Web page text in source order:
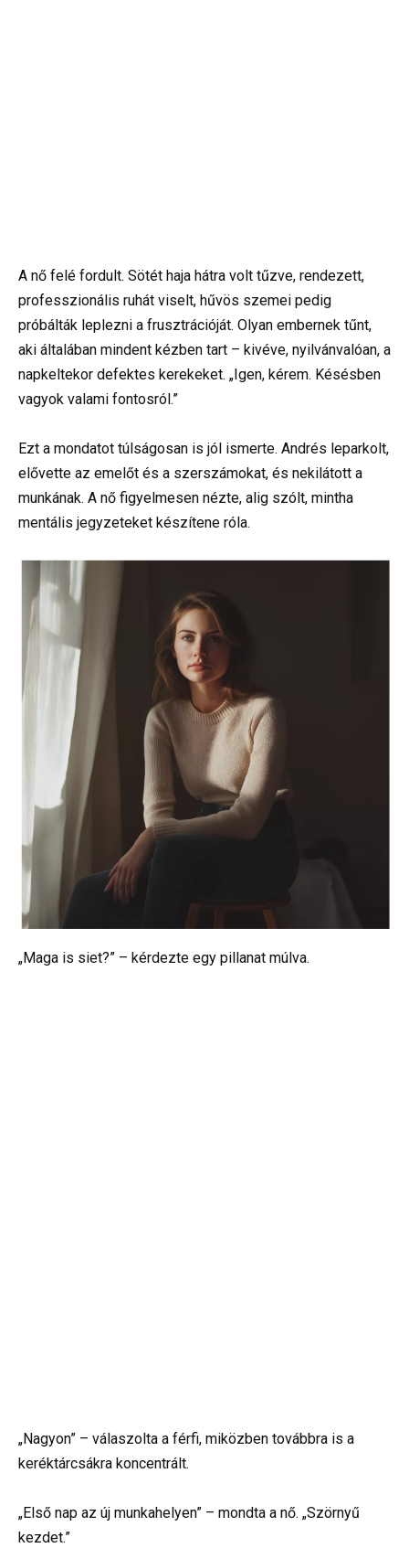
A nő felé fordult. Sötét haja hátra volt tűzve, rendezett,
professzionális ruhát viselt, hűvös szemei pedig
próbálták leplezni a frusztrációját. Olyan embernek tűnt,
aki általában mindent kézben tart – kivéve, nyilvánvalóan, a
napkeltekor defektes kerekeket. „Igen, kérem. Késésben
vagyok valami fontosról.”
Ezt a mondatot túlságosan is jól ismerte. Andrés leparkolt,
elővette az emelőt és a szerszámokat, és nekilátott a
munkának. A nő figyelmesen nézte, alig szólt, mintha
mentális jegyzeteket készítene róla.
„Maga is siet?” – kérdezte egy pillanat múlva.
„Nagyon” – válaszolta a férfi, miközben továbbra is a
keréktárcsákra koncentrált.
„Első nap az új munkahelyen” – mondta a nő. „Szörnyű
kezdet.”